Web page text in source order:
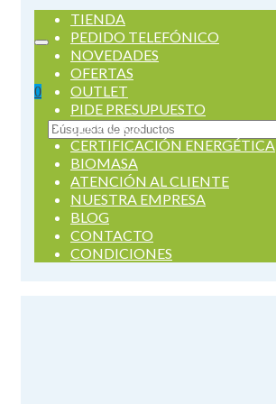
0
Buscar
por:
TIENDA
PEDIDO TELEFÓNICO
NOVEDADES
OFERTAS
OUTLET
PIDE PRESUPUESTO
SERVICIOS
CERTIFICACIÓN ENERGÉTICA
BIOMASA
ATENCIÓN AL CLIENTE
NUESTRA EMPRESA
BLOG
CONTACTO
CONDICIONES